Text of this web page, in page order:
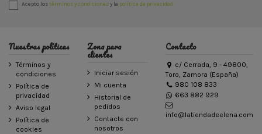
Acepto lostérminos y condicionesy la política de privacidad
Nuestras políticas
Términos y
condiciones
Política de
privacidad
Aviso legal
Política de
cookies
Zona para
clientes
Iniciar sesión
Mi cuenta
Historial de
pedidos
Contacte con
nosotros
Contacto
c/ Cerrada, 9 - 49800,
Toro, Zamora (España)
980 108 833
663 882 929
info@latiendadeelena.com